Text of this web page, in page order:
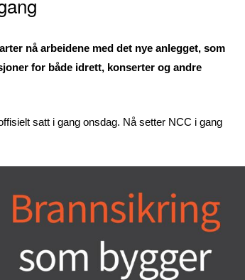
nå arbeidene med det nye anlegget, som
for både idrett, konserter og andre
satt i gang onsdag. Nå setter NCC i gang